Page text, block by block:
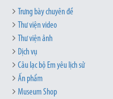
Trưng bày chuyên đề
Thư viện video
Thư viện ảnh
Dịch vụ
Câu lạc bộ Em yêu lịch sử
Ấn phẩm
Museum Shop